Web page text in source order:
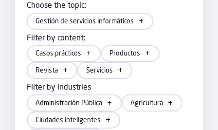
Choose the topic:
Gestión de servicios informáticos
Filter by content:
Casos prácticos Productos
Revista Servicios
Filter by industries
Administración Pública Agricultura
Ciudades inteligentes